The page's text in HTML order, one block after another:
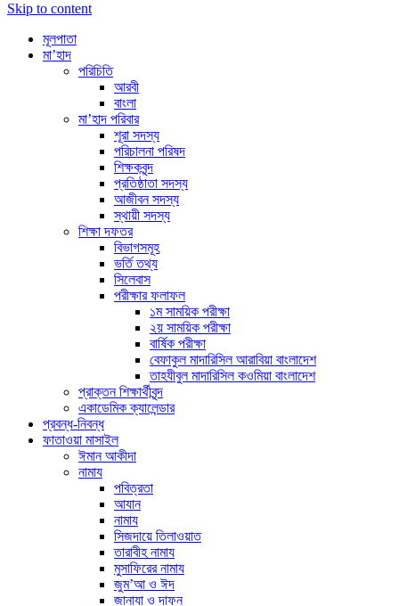
Skip to content
মূলপাতা
মা’হাদ
পরিচিতি
আরবী
বাংলা
মা’হাদ পরিবার
শূরা সদস্য
পরিচালনা পরিষদ
শিক্ষকবৃন্দ
প্রতিষ্ঠাতা সদস্য
আজীবন সদস্য
স্থায়ী সদস্য
শিক্ষা দফতর
বিভাগসমূহ
ভর্তি তথ্য
সিলেবাস
পরীক্ষার ফলাফল
১ম সাময়িক পরীক্ষা
২য় সাময়িক পরীক্ষা
বার্ষিক পরীক্ষা
বেফাকুল মাদারিসিল আরাবিয়া বাংলাদেশ
তাহযীবুল মাদারিসিল কওমিয়া বাংলাদেশ
প্রাক্তন শিক্ষার্থীবৃন্দ
একাডেমিক ক্যালেন্ডার
প্রবন্ধ-নিবন্ধ
ফাতাওয়া মাসাইল
ঈমান আকীদা
নামায
পবিত্রতা
আযান
নামায
সিজদায়ে তিলাওয়াত
তারাবীহ নামায
মুসাফিরের নামায
জুম’আ ও ঈদ
জানাযা ও দাফন